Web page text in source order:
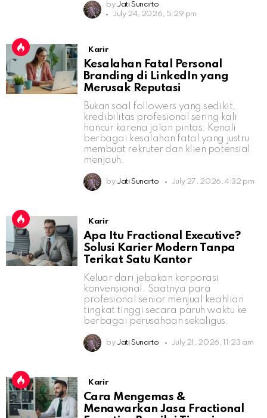
by Jati Sunarto
July 24, 2026, 5:29 pm
Karir
Kesalahan Fatal Personal
Branding di LinkedIn yang
Merusak Reputasi
Bukan soal followers yang sedikit,
kredibilitas profesional sering kali
hancur karena jalan pintas. Kenali
berbagai kesalahan fatal yang justru
membuat rekruter dan klien potensial
menjauh.
by Jati Sunarto July 27, 2026, 4:32 pm
Karir
Apa Itu Fractional Executive?
Solusi Karier Modern Tanpa
Terikat Satu Kantor
Keluar dari jebakan korporasi
konvensional. Saatnya para
profesional senior menjual keahlian
tingkat tinggi secara paruh waktu ke
berbagai perusahaan sekaligus.
by Jati Sunarto July 21, 2026, 11:23 am
Karir
Cara Mengemas &
Menawarkan Jasa Fractional